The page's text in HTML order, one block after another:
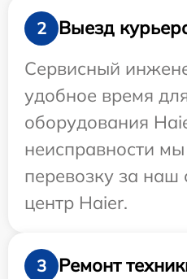
2
Выезд
Сервисный
удобное время
оборудования
неисправности
перевозку за наш
центр Haier.
3 Ремонт